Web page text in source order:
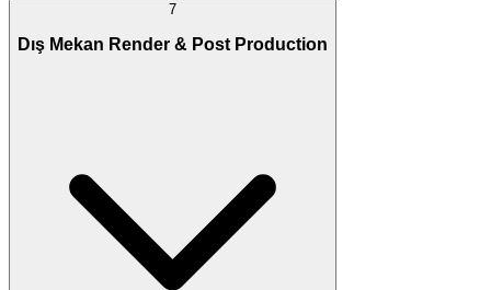
7
Dış Mekan Render & Post Production